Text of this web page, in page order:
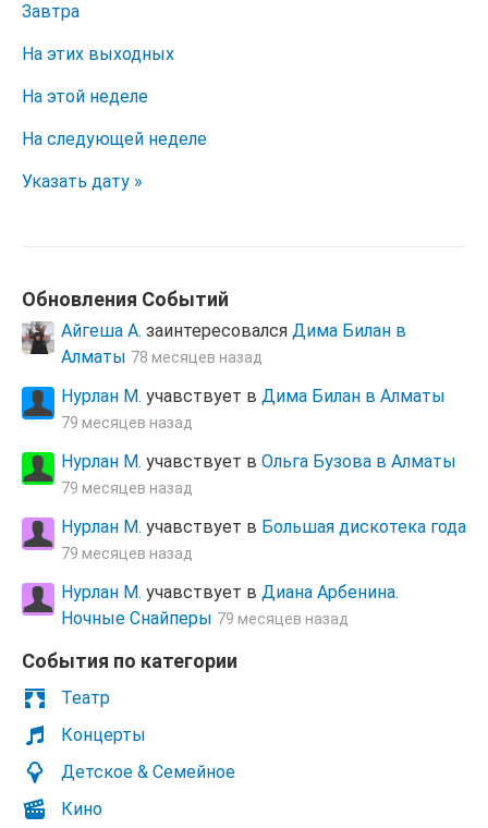
Завтра
На этих выходных
На этой неделе
На следующей неделе
Указать дату »
Обновления Cобытий
Айгеша А. заинтересовался Дима Билан в
Алматы 78 месяцев назад
Нурлан М. учавствует в Дима Билан в Алматы
79 месяцев назад
Нурлан М. учавствует в Ольга Бузова в Алматы
79 месяцев назад
Нурлан М. учавствует в Большая дискотека года
79 месяцев назад
Нурлан М. учавствует в Диана Арбенина.
Ночные Снайперы 79 месяцев назад
Cобытия по категории
Театр
Концерты
Детское & Семейное
Кино